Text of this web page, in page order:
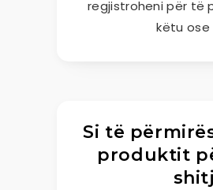
regjistroheni për të
këtu ose
Si të
produktit